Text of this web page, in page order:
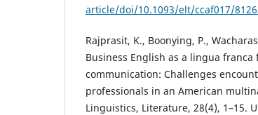
article/doi/10.1093/elt/ccaf017/
Rajprasit, K., Boonying, P.,
Business English as a lingua
communication: Challenges
professionals in an American
Linguistics, Literature, 28(4), 1–15.